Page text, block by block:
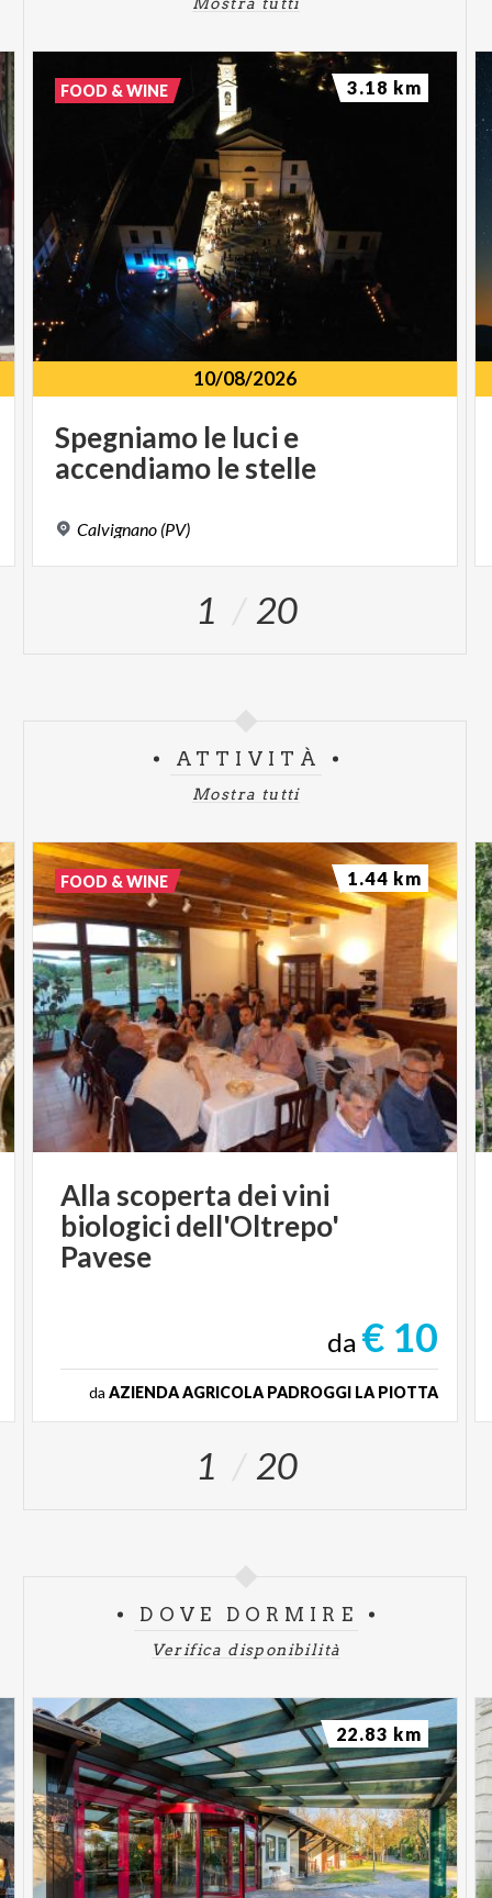
10/08/2026
Spegniamo le luci e
accendiamo lestelle
Calvignano (PV)
FOOD & WINE 3.18 km
1 20
ATTIVITÀ
Mostra tutti
Alla scoperta dei vini
biologici dell'Oltrepo'
Pavese
da € 10
da AZIENDA AGRICOLA PADROGGI LA PIOTTA
FOOD & WINE 1.44 km
1 20
DOVE DORMIRE
Verifica disponibilità
22.83 km